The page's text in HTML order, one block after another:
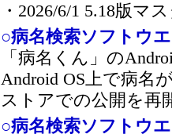
・2026/6/1 5.18版マ
○病名検索ソフトウ
「病名くん」の
Android OS上で病名
ストアでの公開を再
○病名検索ソフトウ